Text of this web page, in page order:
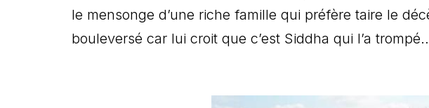
le mensonge d’une riche famille qui préfère taire le
bouleversé car lui croit que c’est Siddha qui l’a